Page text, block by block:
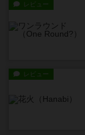
レビュー
レビュー